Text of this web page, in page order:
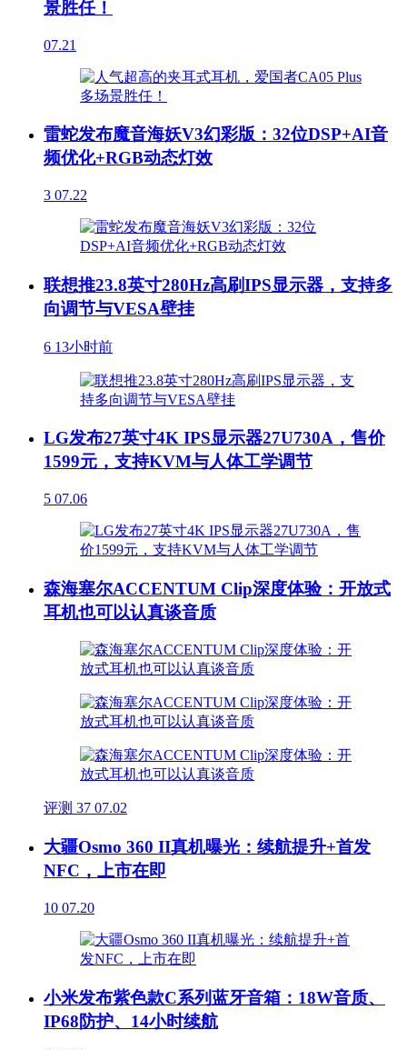
景胜任！
07.21
雷蛇发布魔音海妖V3幻彩版：32位DSP+AI音
频优化+RGB动态灯效
3 07.22
联想推23.8英寸280Hz高刷IPS显示器，支持多
向调节与VESA壁挂
6 13小时前
LG发布27英寸4K IPS显示器27U730A，售价
1599元，支持KVM与人体工学调节
5 07.06
森海塞尔ACCENTUM Clip深度体验：开放式
耳机也可以认真谈音质
评测 37 07.02
大疆Osmo 360 II真机曝光：续航提升+首发
NFC，上市在即
10 07.20
小米发布紫色款C系列蓝牙音箱：18W音质、
IP68防护、14小时续航